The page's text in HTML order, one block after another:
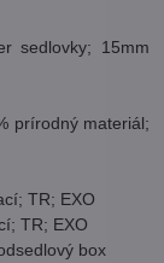
sedlovky; 15mm
prírodný materiál;
TR; EXO
TR; EXO
box